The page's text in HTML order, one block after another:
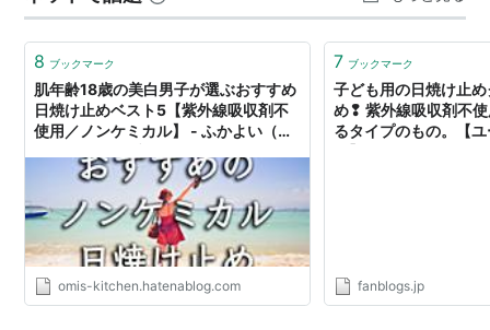
っと伸びて…
8 ブックマーク
肌年齢18歳の美白男子が選ぶおすすめ
日焼け止めベスト5【紫外線吸収剤不
使用／ノンケミカル】 - ふかよい（料
omis-kitchen.hatenablog.com
7 ブックマーク
子ども用の日焼け止
め❢ 紫外線吸収剤不
るタイプのもの。【
fanblogs.jp